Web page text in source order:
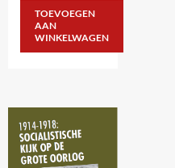
TOEVOEGEN
AAN
WINKELWAGEN